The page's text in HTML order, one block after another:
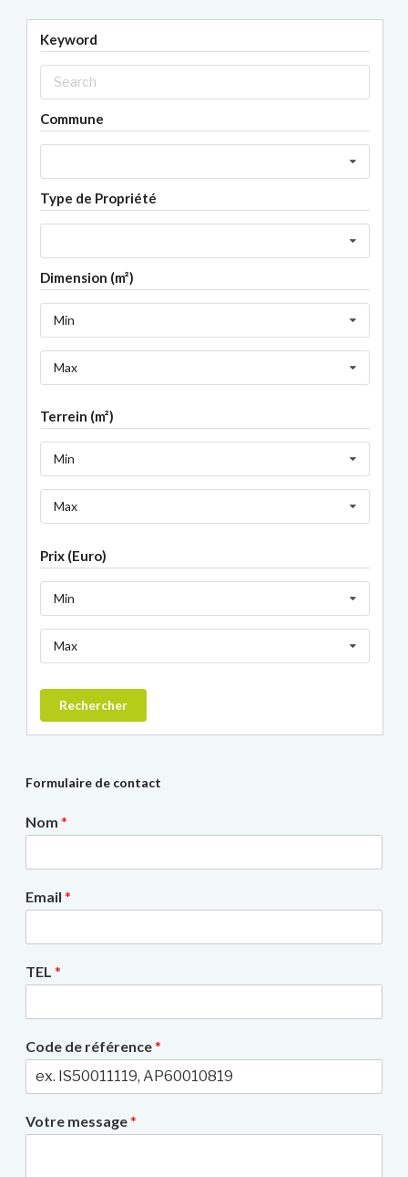
Keyword
Commune
Type de Propriété
Dimension (m²)
Min
Max
Terrein (m²)
Min
Max
Prix (Euro)
Min
Max
Rechercher
Formulaire de contact
Nom *
Email *
TEL *
Code de référence*
Votre message*